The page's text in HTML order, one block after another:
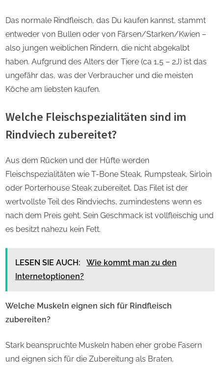
Das normale Rindfleisch, das Du kaufen kannst, stammt
entweder von Bullen oder von Färsen/Starken/Kwien –
also jungen weiblichen Rindern, die nicht abgekalbt
haben. Aufgrund des Alters der Tiere (ca 1,5 – 2J) ist das
ungefähr das, was der Verbraucher und die meisten
Köche am liebsten kaufen.
Welche Fleischspezialitäten sind im
Rindviech zubereitet?
Aus dem Rücken und der Hüfte werden
Fleischspezialitäten wie T-Bone Steak, Rumpsteak, Sirloin
oder Porterhouse Steak zubereitet. Das Filet ist der
wertvollste Teil des Rindviechs, zumindestens wenn es
nach dem Preis geht. Sein Geschmack ist vollfleischig und
es besitzt nahezu kein Fett.
LESEN SIE AUCH:
Wie kommt man zu den
Internetoptionen?
Welche Muskeln eignen sich für Rindfleisch
zubereiten?
Stark beanspruchte Muskeln haben eher grobe Fasern
und eignen sich für die Zubereitung als Braten,